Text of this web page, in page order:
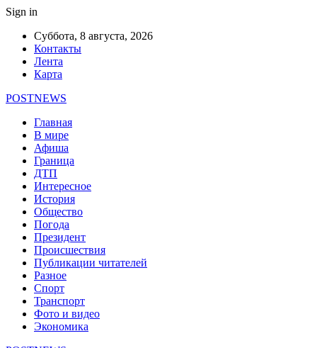
Sign in
Суббота, 8 августа, 2026
Контакты
Лента
Карта
POSTNEWS
Главная
В мире
Афиша
Граница
ДТП
Интересное
История
Общество
Погода
Президент
Происшествия
Публикации читателей
Разное
Спорт
Транспорт
Фото и видео
Экономика